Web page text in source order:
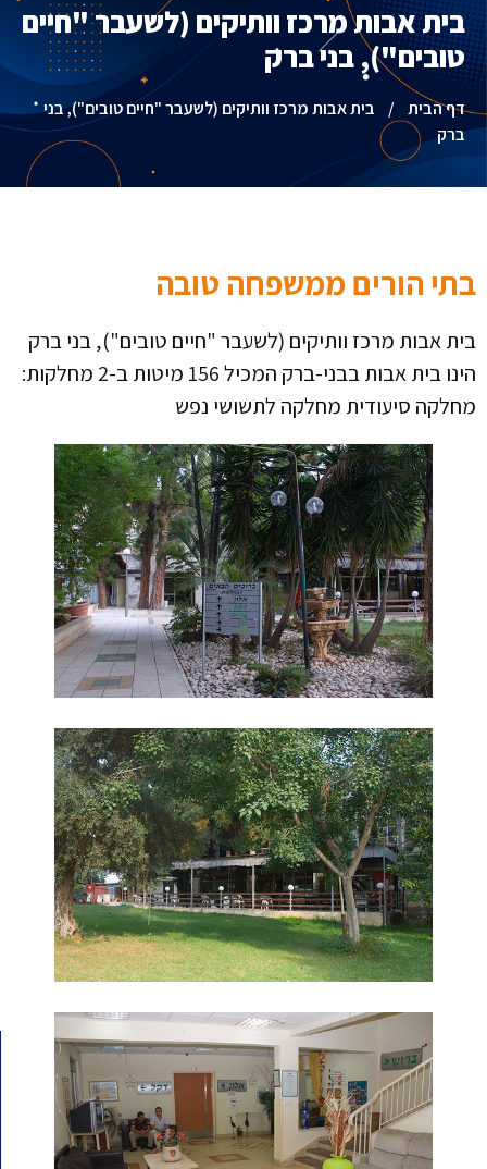
בית אבות מרכז וותיקים (לשעבר "חיים
טובים"), בני ברק
דף הבית / בית אבות מרכז וותיקים (לשעבר "חיים טובים"), בני
ברק
בתי הורים ממשפחה טובה
בית אבות מרכז וותיקים (לשעבר "חיים טובים"), בני ברק
הינו בית אבות בבני-ברק המכיל 156 מיטות ב-2 מחלקות:
מחלקה סיעודית מחלקה לתשושי נפש